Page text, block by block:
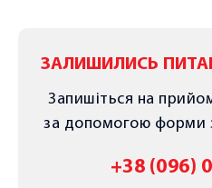
ЗАЛИШИЛИСЬ
Запишіться на
за допомогою форми
+38 (096)